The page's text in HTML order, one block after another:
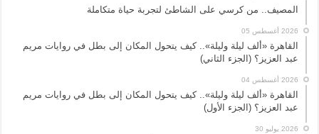
المصيف.. من كرسي على الشاطئ لتجربة حياة متكاملة
2026 أغسطس 05
القاهرة «ألف ليلة وليلة».. كيف يتحول المكان إلى بطل في روايات مريم
عبد العزيز؟ (الجزء الثاني)
2026 أغسطس 04
القاهرة «ألف ليلة وليلة».. كيف يتحول المكان إلى بطل في روايات مريم
عبد العزيز؟ (الجزء الأول)
2026 يوليو 30